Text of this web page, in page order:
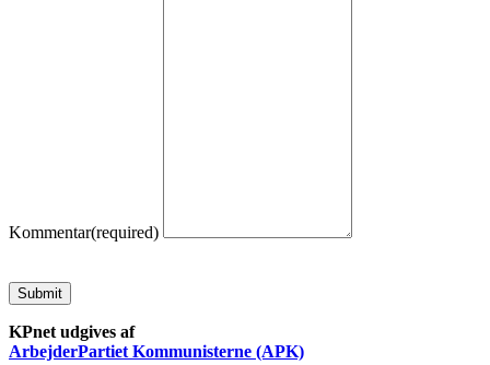
Kommentar(required)
Submit
KPnet udgives af
ArbejderPartiet Kommunisterne (APK)